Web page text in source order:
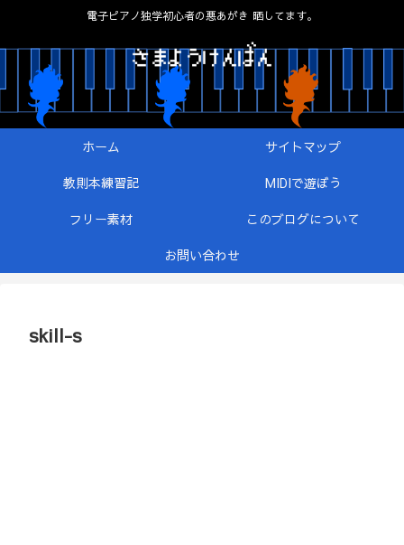
電子ピアノ独学初心者の悪あがき 晒してます。
ホーム
サイトマップ
教則本練習記
MIDIで遊ぼう
フリー素材
このブログについて
お問い合わせ
skill-s